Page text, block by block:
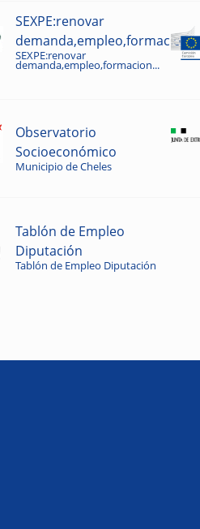
SEXPE:renovar
demanda,empleo,formacion...
SEXPE:renovar
demanda,empleo,formacion...
Observatorio
Socioeconómico
Municipio de Cheles
Tablón de Empleo
Diputación
Tablón de Empleo Diputación